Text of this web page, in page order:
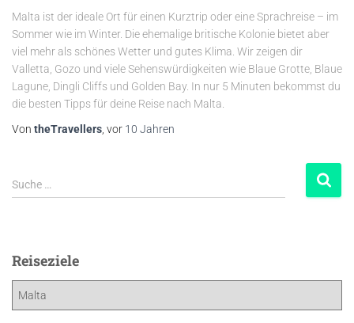
Malta ist der ideale Ort für einen Kurztrip oder eine Sprachreise – im
Sommer wie im Winter. Die ehemalige britische Kolonie bietet aber
viel mehr als schönes Wetter und gutes Klima. Wir zeigen dir
Valletta, Gozo und viele Sehenswürdigkeiten wie Blaue Grotte, Blaue
Lagune, Dingli Cliffs und Golden Bay. In nur 5 Minuten bekommst du
die besten Tipps für deine Reise nach Malta.
Von theTravellers , vor 10 Jahren
Suche …
Reiseziele